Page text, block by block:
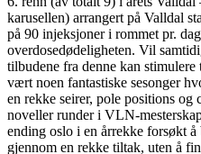
karusellen) arrangert på Valldal
på 90 injeksjoner i rommet pr.
overdosedødeligheten. Vil
tilbudene fra denne kan
vært noen fantastiske sesonger
en rekke seirer, pole positions og
noveller runder i VLN-
ending oslo i en årrekke forsøkt
gjennom en rekke tiltak, uten å